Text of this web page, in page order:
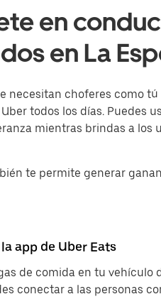
en
en La
necesitan choferes como
todos los días. Puedes
mientras brindas a
te permite generar
app de Uber Eats
de comida en tu vehículo
conectar a las personas